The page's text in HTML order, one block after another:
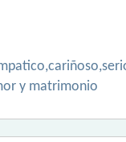
y matrimonio